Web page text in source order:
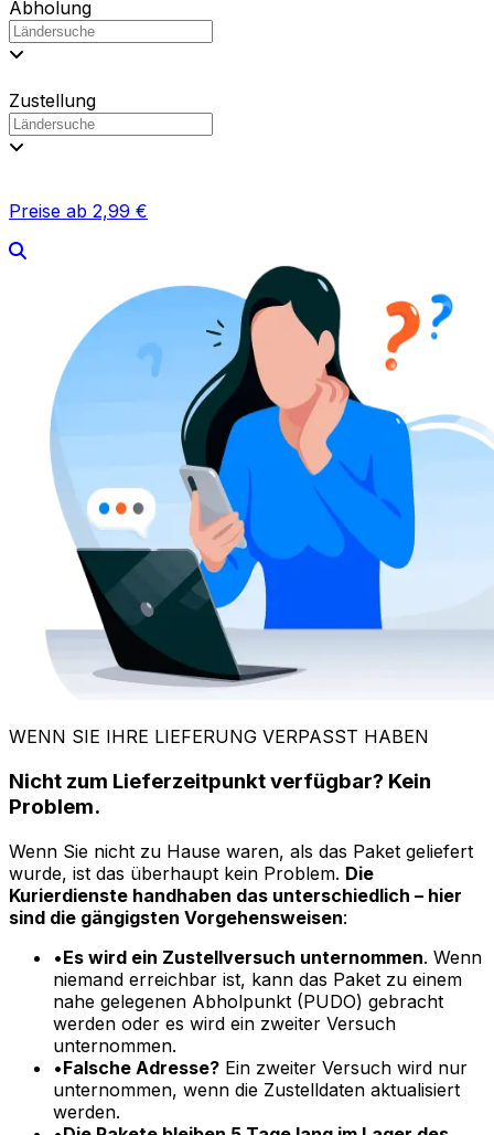
WENN SIE IHRE LIEFERUNG VERPASST HABEN
Nicht zum Lieferzeitpunkt verfügbar? Kein
Problem.
Wenn Sie nicht zu Hause waren, als das Paket geliefert
wurde, ist das überhaupt kein Problem.
Kurierdienste handhaben das unterschiedlich – hier
sind die gängigsten Vorgehensweisen :
•Es wird ein Zustellversuch unternommen
niemand erreichbar ist, kann das Paket zu einem
nahe gelegenen Abholpunkt (PUDO) gebracht
werden oder es wird ein zweiter Versuch
unternommen.
•Falsche Adresse?Ein zweiter Versuch wird nur
unternommen, wenn die Zustelldaten aktualisiert
werden.
Die Pakete bleiben 5 Tage lang im Lager des
abgeholt werden, werden sie an den Absender
Im unwahrscheinlichen Fall einer fehlgeschlagenen
Zustellung zeigt der Status Ihrer Sendungsverfolgung
deutlich an, ob ein zweiter Versuch unternommen wird
oder wohin das Paket umgeleitet wurde.